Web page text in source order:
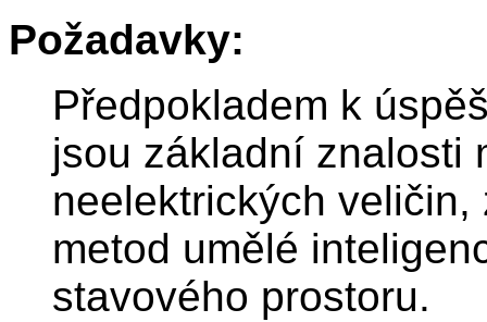
Požadavky:
Předpokladem k
jsou základní znalosti
neelektrických
metod umělé
stavového prostoru.